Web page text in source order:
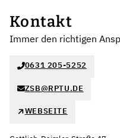
Kontakt
Immer den richtigen
0631 205-5252
ZSB@RPTU.DE
WEBSEITE